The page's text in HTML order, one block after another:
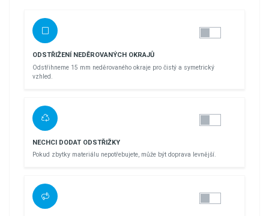
ODSTŘIŽENÍ NEDĚROVANÝCH OKRAJŮ
Odstřihneme 15 mm neděrovaného okraje pro čistý a symetrický
vzhled.
NECHCI DODAT ODSTŘIŽKY
Pokud zbytky materiálu nepotřebujete, může být doprava levnější.